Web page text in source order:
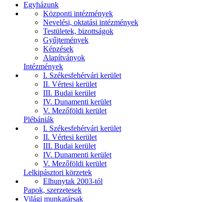
Egyházunk
Központi intézmények
Nevelési, oktatási intézmények
Testületek, bizottságok
Gyűjtemények
Képzések
Alapítványok
Intézmények
I. Székesfehérvári kerület
II. Vértesi kerület
III. Budai kerület
IV. Dunamenti kerület
V. Mezőföldi kerület
Plébániák
I. Székesfehérvári kerület
II. Vértesi kerület
III. Budai kerület
IV. Dunamenti kerület
V. Mezőföldi kerület
Lelkipásztori körzetek
Elhunytak 2003-tól
Papok, szerzetesek
Világi munkatársak